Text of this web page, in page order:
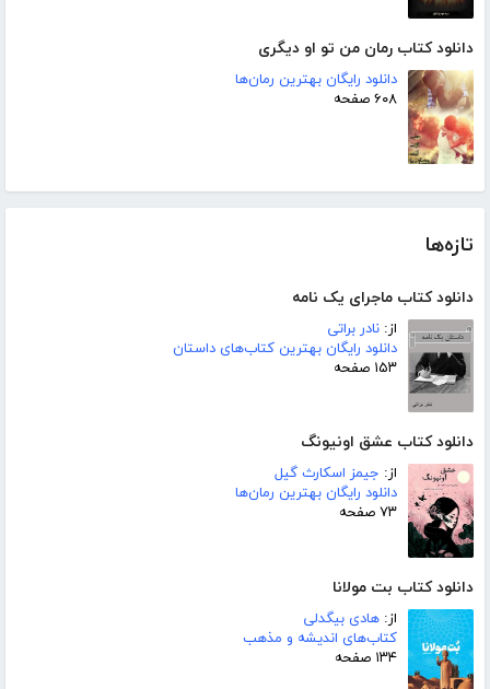
دانلود کتاب رمان من تو او دیگری
دانلود رایگان بهترین رمان‌ها
۶۰۸ صفحه
تازه‌ها
دانلود کتاب ماجرای یک نامه
از: نادر براتی
دانلود رایگان بهترین کتاب‌های داستان
۱۵۳ صفحه
دانلود کتاب عشق اونیونگ
از: جیمز اسکارث گیل
دانلود رایگان بهترین رمان‌ها
۷۳ صفحه
دانلود کتاب بت مولانا
از: هادی بیگدلی
کتاب‌های اندیشه و مذهب
۱۳۴ صفحه